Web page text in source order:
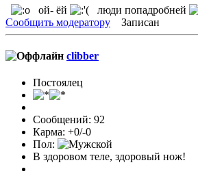
ой- ёй
люди попадробней
Сообщить модератору
Записан
clibber
Постоялец
Сообщений: 92
Карма: +0/-0
Пол:
В здоровом теле, здоровый нож!